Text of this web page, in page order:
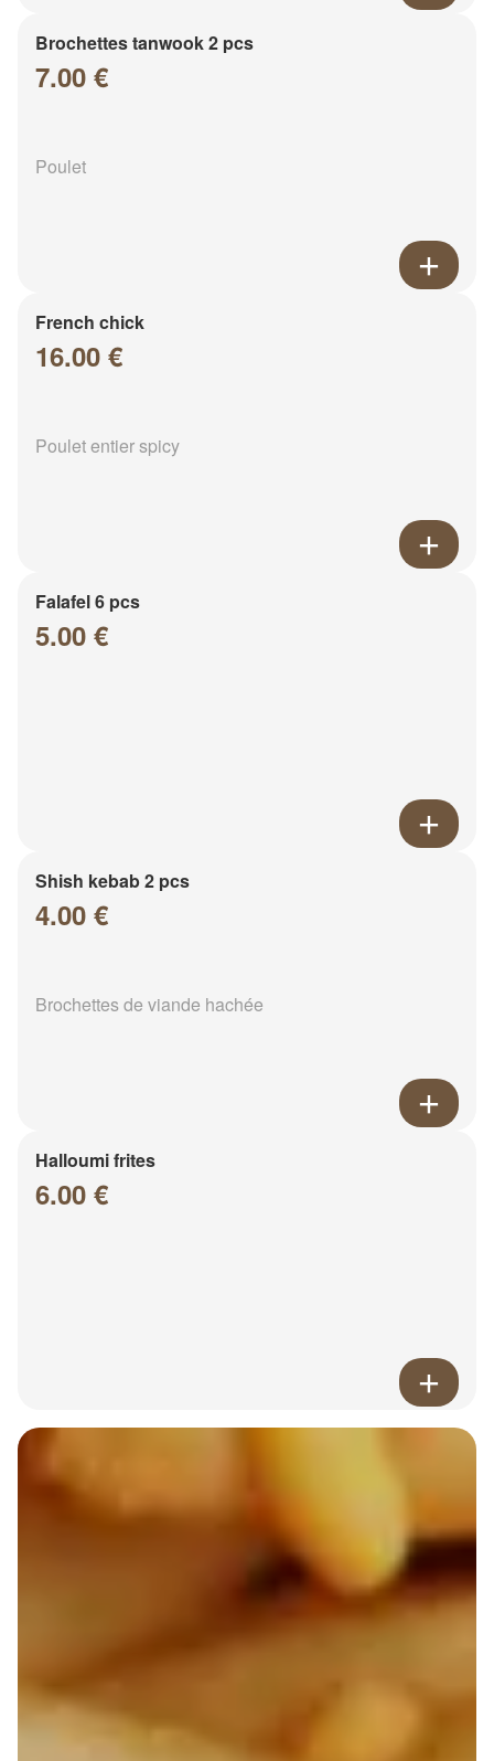
Brochettes tanwook 2 pcs
7.00 €
Poulet
French chick
16.00 €
Poulet entier spicy
Falafel 6 pcs
5.00 €
Shish kebab 2 pcs
4.00 €
Brochettes de viande hachée
Halloumi frites
6.00 €